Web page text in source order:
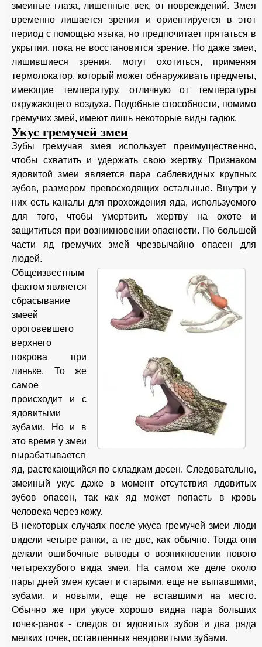
змеиные глаза, лишенные век, от повреждений. Змея
временно лишается зрения и ориентируется в этот
период с помощью языка, но предпочитает прятаться в
укрытии, пока не восстановится зрение. Но даже змеи,
лишившиеся зрения, могут охотиться, применяя
термолокатор, который может обнаруживать предметы,
имеющие температуру, отличную от температуры
окружающего воздуха. Подобные способности, помимо
гремучих змей, имеют лишь некоторые виды гадюк.
Укус гремучей змеи
Зубы гремучая змея использует преимущественно,
чтобы схватить и удержать свою жертву. Признаком
ядовитой змеи является пара саблевидных крупных
зубов, размером превосходящих остальные. Внутри у
них есть каналы для прохождения яда, используемого
для того, чтобы умертвить жертву на охоте и
защититься при возникновении опасности. По большей
части яд гремучих змей чрезвычайно опасен для
людей.
Общеизвестным
фактом является
сбрасывание
змеей
ороговевшего
верхнего
покрова при
линьке. То же
самое
происходит и с
ядовитыми
зубами. Но и в
это время у змеи
вырабатывается
яд, растекающийся по складкам десен. Следовательно,
змеиный укус даже в момент отсутствия ядовитых
зубов опасен, так как яд может попасть в кровь
человека через кожу.
В некоторых случаях после укуса гремучей змеи люди
видели четыре ранки, а не две, как обычно. Тогда они
делали ошибочные выводы о возникновении нового
четырехзубого вида змеи. На самом же деле около
пары дней змея кусает и старыми, еще не выпавшими,
зубами, и новыми, еще не вставшими на место.
Обычно же при укусе хорошо видна пара больших
точек-ранок - следов от ядовитых зубов и два ряда
мелких точек, оставленных неядовитыми зубами.